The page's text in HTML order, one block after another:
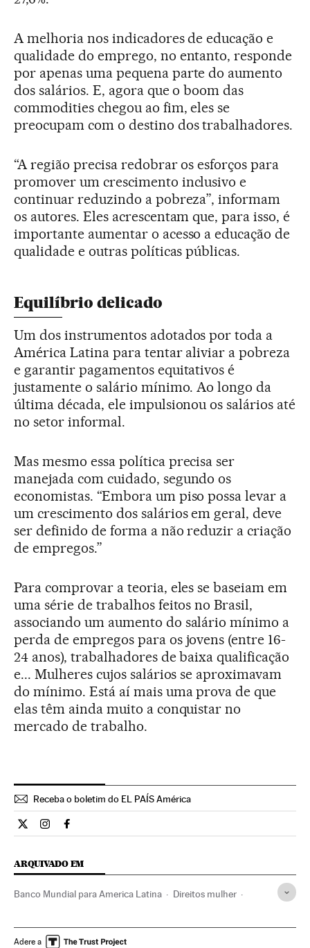
A melhoria nos indicadores de educação e
qualidade do emprego, no entanto, responde
por apenas uma pequena parte do aumento
dos salários. E, agora que o boom das
commodities chegou ao fim, eles se
preocupam com o destino dos trabalhadores.
“A região precisa redobrar os esforços para
promover um crescimento inclusivo e
continuar reduzindo a pobreza”, informam
os autores. Eles acrescentam que, para isso, é
importante aumentar o acesso a educação de
qualidade e outras políticas públicas.
Equilíbrio delicado
Um dos instrumentos adotados por toda a
América Latina para tentar aliviar a pobreza
e garantir pagamentos equitativos é
justamente o salário mínimo. Ao longo da
última década, ele impulsionou os salários até
no setor informal.
Mas mesmo essa política precisa ser
manejada com cuidado, segundo os
economistas. “Embora um piso possa levar a
um crescimento dos salários em geral, deve
ser definido de forma a não reduzir a criação
de empregos.”
Para comprovar a teoria, eles se baseiam em
uma série de trabalhos feitos no Brasil,
associando um aumento do salário mínimo a
perda de empregos para os jovens (entre 16-
24 anos), trabalhadores de baixa qualificação
e... Mulheres cujos salários se aproximavam
do mínimo. Está aí mais uma prova de que
elas têm ainda muito a conquistar no
mercado de trabalho.
Receba o boletim do EL PAÍS América
Internacional El País Brasil en Twitter
Internacional El País Brasil en Instagram
Internacional El País Brasil en Facebook
ARQUIVADO EM
Banco Mundial para America Latina Direitos mulher
América Latina América
Adere a